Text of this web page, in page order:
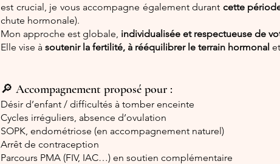
est crucial, je vous accompagne également durant cette
chute hormonale).
Mon approche est globale, individualisée et respectueuse de
Elle vise à soutenir la fertilité, à rééquilibrer le terrain hormonal
🔎 Accompagnement proposé pour :
Désir d’enfant / difficultés à tomber enceinte
Cycles irréguliers, absence d’ovulation
SOPK, endométriose (en accompagnement naturel)
Arrêt de contraception
Parcours PMA (FIV, IAC…) en soutien complémentaire